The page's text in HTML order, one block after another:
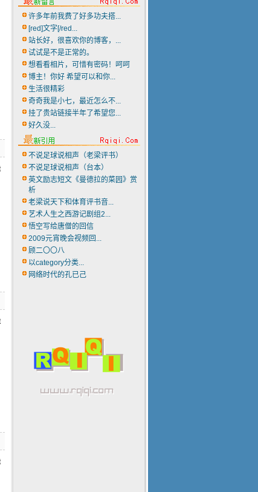
许多年前我费了好多功夫搭...
[red]文字[/red...
站长好，很喜欢你的博客，...
试试是不是正常的。
想看看相片，可惜有密码！呵呵
博主！你好 希望可以和你...
生活很精彩
奇奇我是小七，最近怎么不...
挂了贵站链接半年了希望您...
好久没...
不说足球说相声（老梁评书）
不说足球说相声（台本）
英文励志短文《曼德拉的菜园》赏
析
老梁说天下和体育评书音...
艺术人生之西游记剧组2...
悟空写给唐僧的回信
2009元宵晚会视频回...
顾二〇〇八
以category分类...
网络时代的孔已己